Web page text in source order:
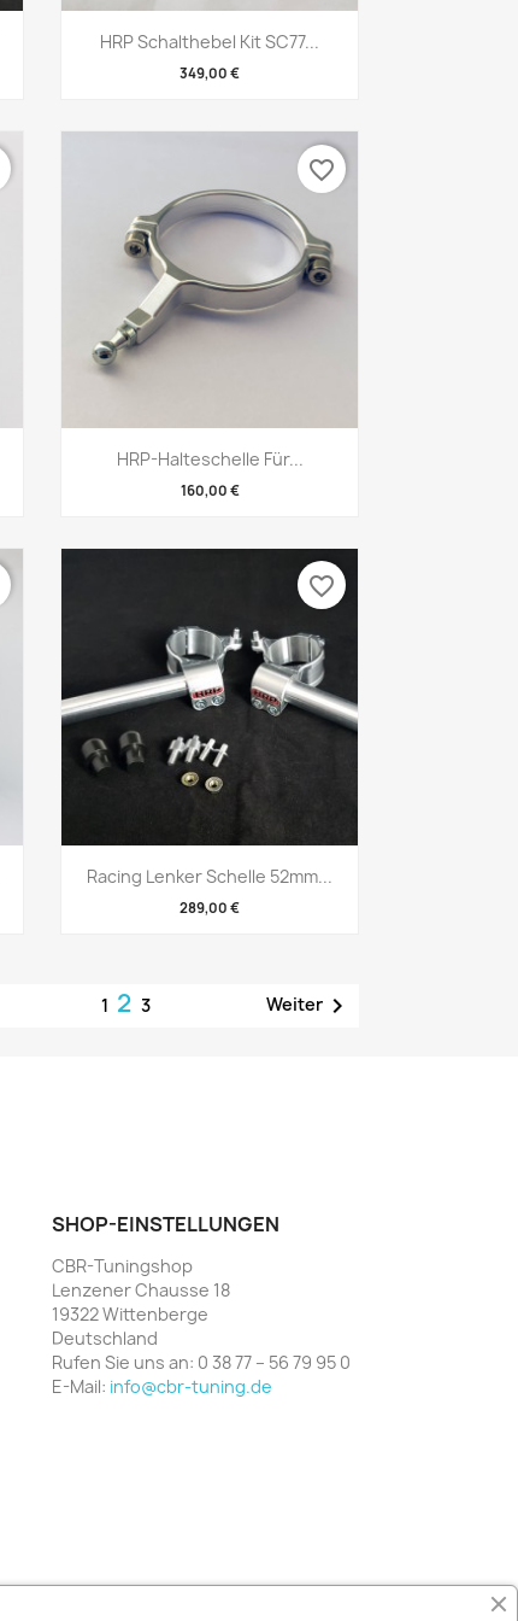
Vorschau
HRP Schalthebel Kit SC77...
349,00 €
Vorschau
HRP-Halteschelle Für...
160,00 €
favorite_border
Vorschau
Racing Lenker Schelle 52mm...
289,00 €
favorite_border
1 23 Weiter
SHOP-EINSTELLUNGEN
CBR-Tuningshop
Lenzener Chausse 18
19322 Wittenberge
Deutschland
Rufen Sie uns an: 0 38 77 – 56 79 95 0
E-Mail: info@cbr-tuning.de